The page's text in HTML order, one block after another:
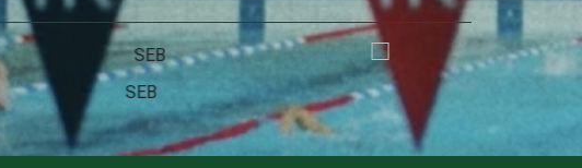
Stadium